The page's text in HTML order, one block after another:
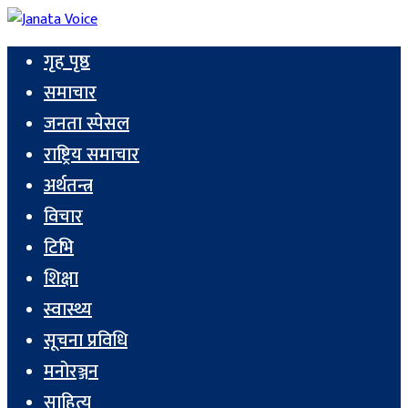
गृह पृष्ठ
समाचार
जनता स्पेसल
राष्ट्रिय समाचार
अर्थतन्त्र
विचार
टिभि
शिक्षा
स्वास्थ्य
सूचना प्रविधि
मनोरञ्जन